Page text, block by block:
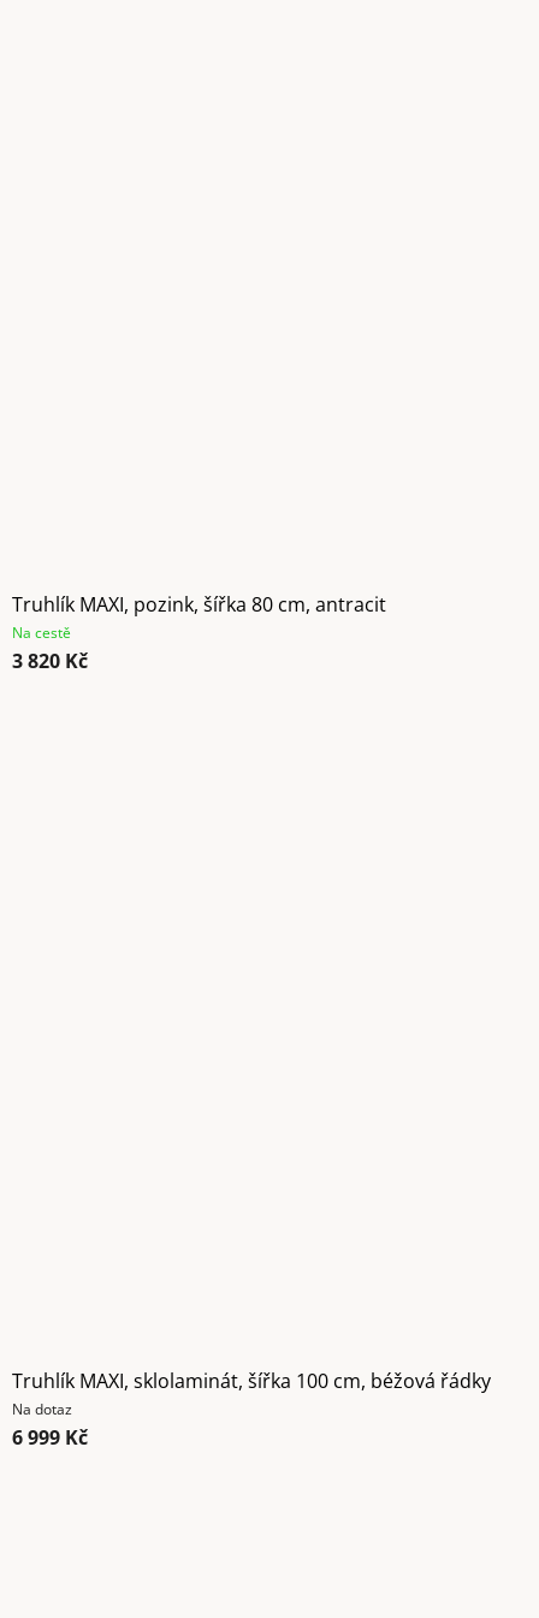
Truhlík MAXI, pozink, šířka 80 cm, antracit
Na cestě
3 820 Kč
Truhlík MAXI, sklolaminát, šířka 100 cm, béžová řádky
Na dotaz
6 999 Kč